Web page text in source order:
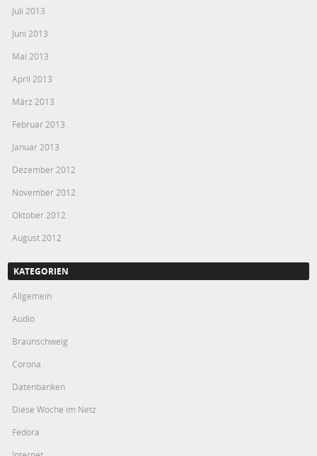
Juli 2013
Juni 2013
Mai 2013
April 2013
März 2013
Februar 2013
Januar 2013
Dezember 2012
November 2012
Oktober 2012
August 2012
KATEGORIEN
Allgemein
Audio
Braunschweig
Corona
Datenbanken
Diese Woche im Netz
Fedora